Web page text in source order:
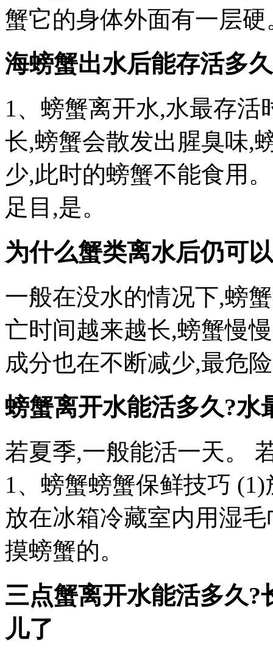
蟹它的身体外面有一层硬
海螃蟹出水后能存活多
1、螃蟹离开水,水最存
长,螃蟹会散发出腥臭味,
少,此时的螃蟹不能食用
足目,是。
为什么蟹类离水后仍可
一般在没水的情况下,螃
亡时间越来越长,螃蟹慢
成分也在不断减少,最危
螃蟹离开水能活多久?水
若夏季,一般能活一天。
1、螃蟹螃蟹保鲜技巧
放在冰箱冷藏室内用湿
摸螃蟹的。
三点蟹离开水能活多久?
儿了